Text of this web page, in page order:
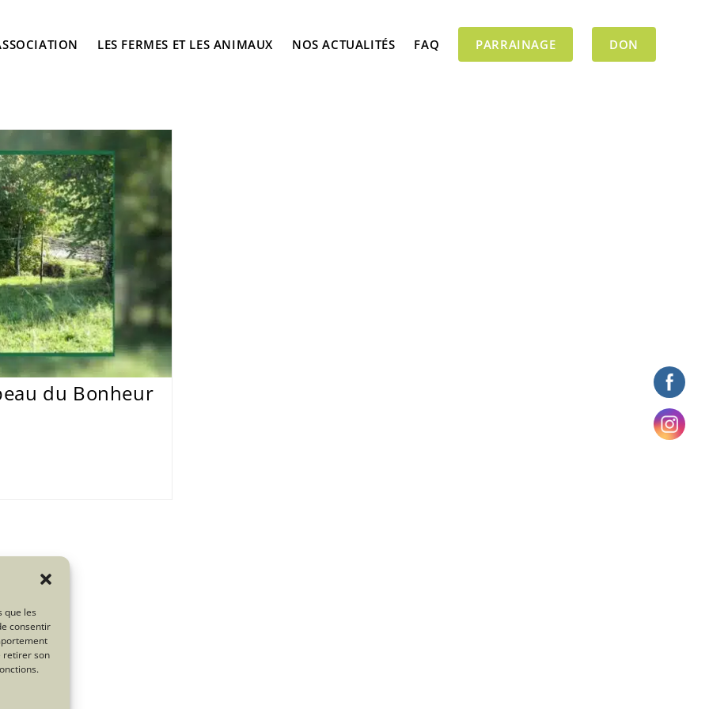
que les
consentir
retirer son
LES FERMES ET LES ANIMAUX NOS ACTUALITÉS FAQ PARRAINAGE DON
du Bonheur